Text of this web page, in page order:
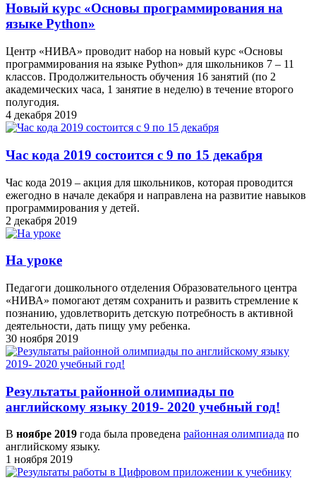
Новый курс «Основы программирования на
языке Python»
Центр «НИВА» проводит набор на новый курс «Основы
программирования на языке Python» для школьников 7 – 11
классов. Продолжительность обучения 16 занятий (по 2
академических часа, 1 занятие в неделю) в течение второго
полугодия.
4 декабря 2019
Час кода 2019 состоится с 9 по 15 декабря
Час кода 2019 – акция для школьников, которая проводится
ежегодно в начале декабря и направлена на развитие навыков
программирования у детей.
2 декабря 2019
На уроке
Педагоги дошкольного отделения Образовательного центра
«НИВА» помогают детям сохранить и развить стремление к
познанию, удовлетворить детскую потребность в активной
деятельности, дать пищу уму ребенка.
30 ноября 2019
Результаты районной олимпиады по
английскому языку 2019- 2020 учебный год!
В ноябре 2019 года была проведена районная олимпиада по
английскому языку.
1 ноября 2019